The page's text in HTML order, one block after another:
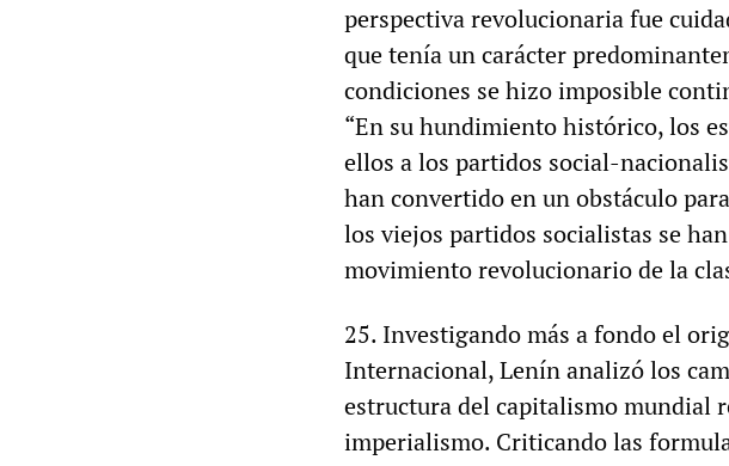
perspectiva revolucionaria fue
que tenía un carácter
condiciones se hizo imposible
“En su hundimiento histórico, los
ellos a los partidos social-
han convertido en un obstáculo
los viejos partidos socialistas se
movimiento revolucionario de la
25. Investigando más a fondo el
Internacional, Lenín analizó los
estructura del capitalismo mundial
imperialismo. Criticando las